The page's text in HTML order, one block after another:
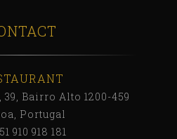
Bairro Alto 1200-459
Portugal
910 918 181